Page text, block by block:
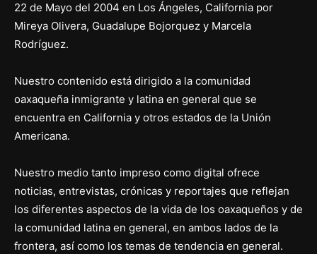
22 de Mayo del 2004 en Los Ángeles, California por
Mireya Olivera, Guadalupe Bojorquez y Marcela
Rodríguez.
Nuestro contenido está dirigido a la comunidad
oaxaqueña inmigrante y latina en general que se
encuentra en California y otros estados de la Unión
Americana.
Nuestro medio tanto impreso como digital ofrece
noticias, entrevistas, crónicas y reportajes que reflejan
los diferentes aspectos de la vida de los oaxaqueños y de
la comunidad latina en general, en ambos lados de la
frontera, así como los temas de tendencia en general.